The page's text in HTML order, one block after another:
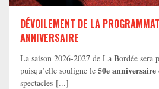
DÉVOILEMENT DE LA
ANNIVERSAIRE
La saison 2026-2027 de La Bordée sera
puisqu’elle souligne le 50e anniversaire
spectacles [...]